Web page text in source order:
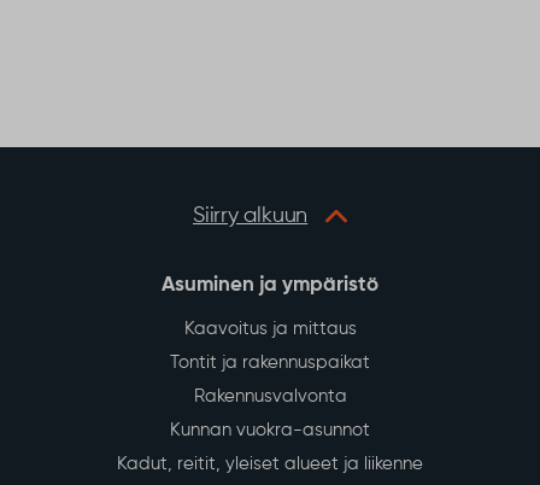
Siirry alkuun
Asuminen ja ympäristö
Kaavoitus ja mittaus
Tontit ja rakennuspaikat
Rakennusvalvonta
Kunnan vuokra-asunnot
Kadut, reitit, yleiset alueet ja liikenne